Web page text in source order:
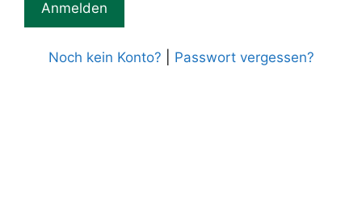
Noch kein Konto? Passwort vergessen?